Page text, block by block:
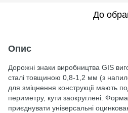
До
Опис
Дорожні знаки виробництва GIS
сталі товщиною 0,8-1,2 мм (з
для зміцнення конструкції мають
периметру, кути заокруглені.
приєднувати універсальні